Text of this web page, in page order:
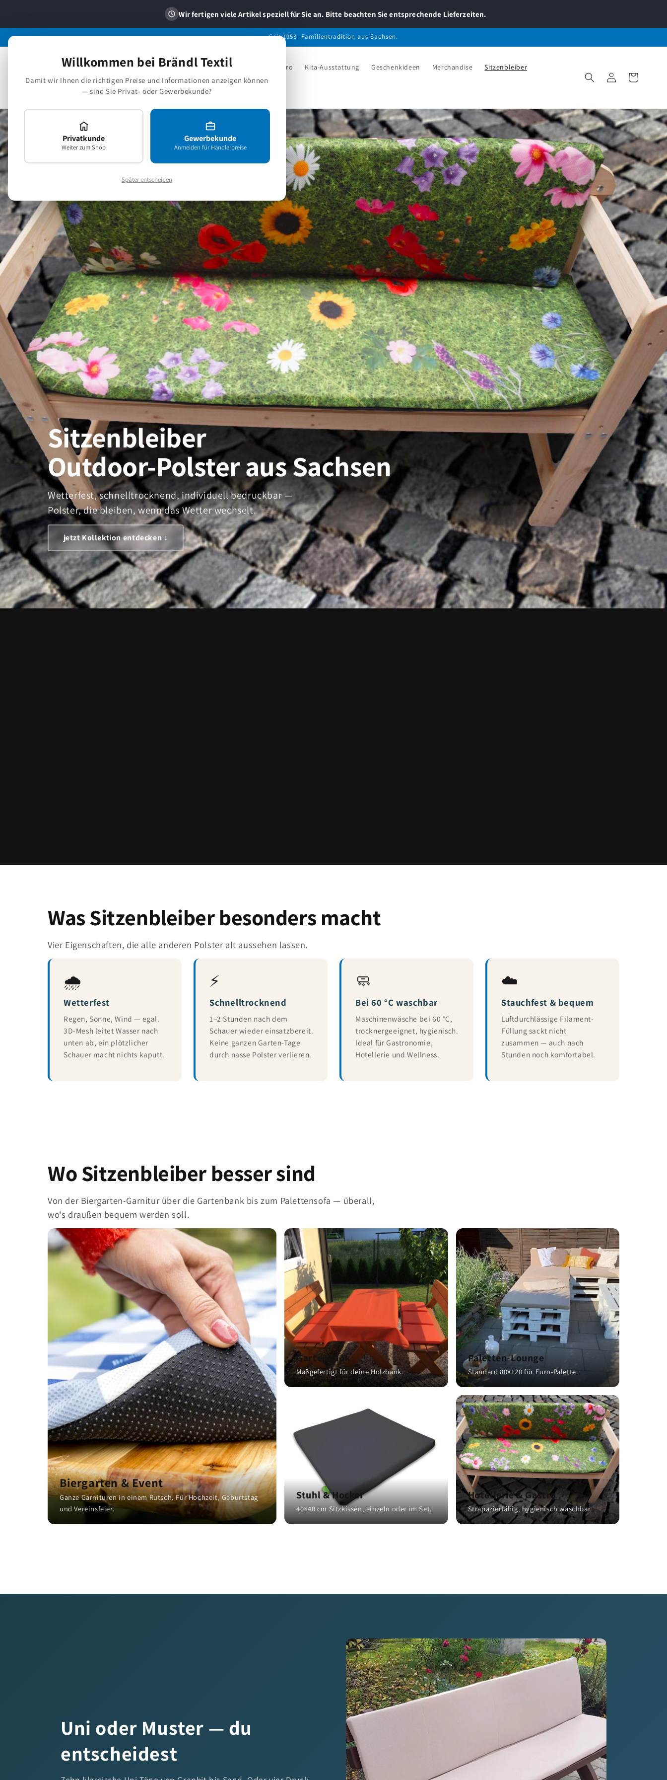
Wir fertigen viele Artikel speziell für Sie an. Bitte beachten Sie entsprechende Lieferzeiten.
Seit 1953 -Familientradition aus Sachsen.
Heimtextilien Pflege Hotel & Gastro Kita-Ausstattung Geschenkideen Merchandise Sitzenbleiber
Sonderposten
EinloggenWarenkorb
Sitzenbleiber
Outdoor-Polster aus Sachsen
Wetterfest, schnelltrocknend, individuell bedruckbar —
Polster, die bleiben, wenn das Wetter wechselt.
jetzt Kollektion entdecken ↓
Was Sitzenbleiber besonders macht
Vier Eigenschaften, die alle anderen Polster alt aussehen lassen.
🌧️
Wetterfest
Regen, Sonne, Wind — egal.
3D-Mesh leitet Wasser nach
unten ab, ein plötzlicher
Schauer macht nichts kaputt.
⚡
Schnelltrocknend
1–2 Stunden nach dem
Schauer wieder einsatzbereit.
Keine ganzen Garten-Tage
durch nasse Polster verlieren.
🧼
Bei 60 °C waschbar
Maschinenwäsche bei 60 °C,
trocknergeeignet, hygienisch.
Ideal für Gastronomie,
Hotellerie und Wellness.
☁️
Stauchfest & bequem
Luftdurchlässige Filament-
Füllung sackt nicht
zusammen — auch nach
Stunden noch komfortabel.
Wo Sitzenbleiber besser sind
Von der Biergarten-Garnitur über die Gartenbank bis zum Palettensofa — überall,
wo's draußen bequem werden soll.
Biergarten & Event
Ganze Garnituren in einem Rutsch. Für Hochzeit, Geburtstag
und Vereinsfeier.
Gartenbank
Maßgefertigt für deine Holzbank.
Paletten-Lounge
Standard 80×120 für Euro-Palette.
Stuhl & Hocker
40×40 cm Sitzkissen, einzeln oder im Set.
Hotellerie & Gastro
Strapazierfähig, hygienisch waschbar.
Uni oder Muster — du
entscheidest
Willkommen bei Brändl Textil
Damit wir Ihnen die richtigen Preise und Informationen anzeigen können
— sind Sie Privat- oder Gewerbekunde?
Privatkunde
Weiter zum Shop
Gewerbekunde
Anmelden für Händlerpreise
Später entscheiden